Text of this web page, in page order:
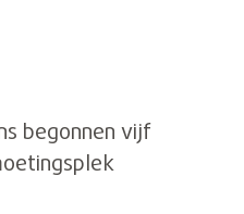
begonnen vijf